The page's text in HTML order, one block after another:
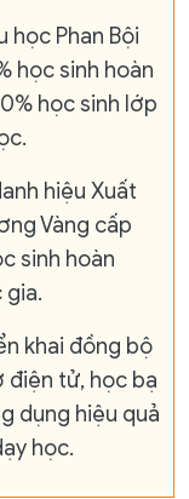
học Phan Bội
học sinh hoàn
học sinh lớp
hiệu Xuất
Vàng cấp
sinh hoàn
gia.
khai đồng bộ
điện tử, học bạ
dụng hiệu quả
học.